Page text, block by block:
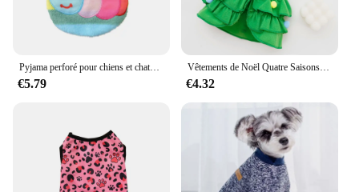
€5.79
Vêtements de Noël Quatre Saisons pour Animaux de Compagnie, Deux Documents, Amusant, Transformation de Chien, Fournitures de Vacances
€4.32